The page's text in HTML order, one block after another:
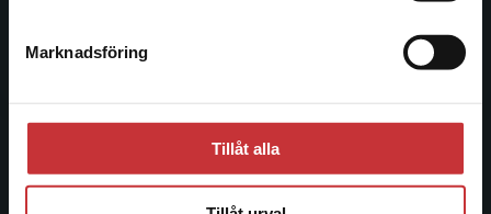
Marknadsföring
Tillåt alla
046-31 21 00
Systemkrav